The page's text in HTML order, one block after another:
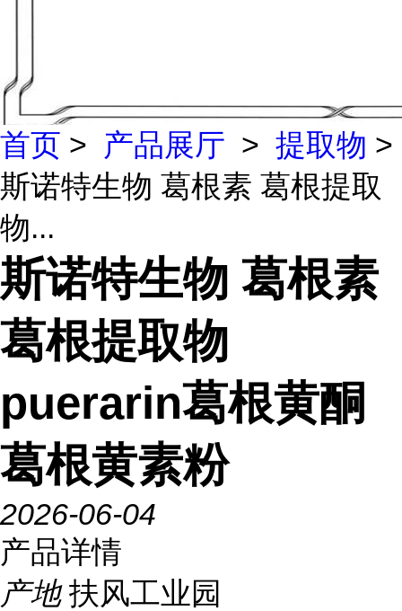
首页 > 产品展厅 > 提取物 >
斯诺特生物 葛根素 葛根提取
物...
斯诺特生物 葛根素
葛根提取物
puerarin葛根黄酮
葛根黄素粉
2026-06-04
产品详情
产地 扶风工业园